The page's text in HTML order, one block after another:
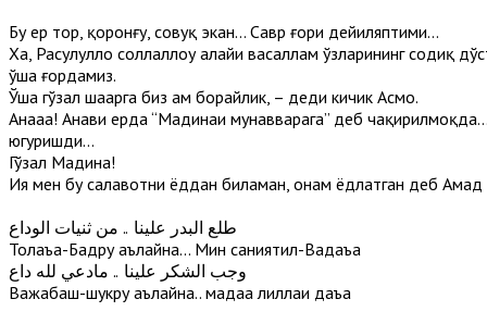
Бу ер тор, қоронғу, совуқ экан... Савр ғори дейиляптими...
Ха, Расулуллоҳ соллаллоҳу алайҳи васаллам ўзларининг содиқ
ўша ғордамиз.
Ўша гўзал шаҳарга биз ҳам борайлик, – деди кичик Асмо.
Анааа! Анави ерда “Мадинаи мунавварага” деб
югуришди...
Гўзал Мадина!
Ия мен бу салавотни ёддан биламан, онам ёдлатган деб Аҳмад
Толаъа-Бадру аълайна... Мин саниятил-Вадаъа
Важабаш-шукру аълайна.. мадаа лиллаҳи даъа